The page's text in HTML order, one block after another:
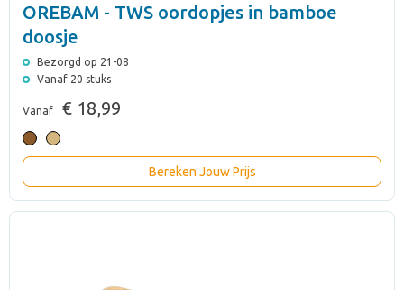
OREBAM - TWS oordopjes in bamboe
doosje
Bezorgd op 21-08
Vanaf 20 stuks
Vanaf € 18,99
Bereken Jouw Prijs